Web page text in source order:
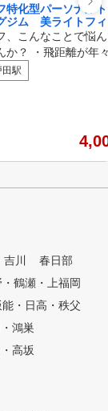
特化型パーソナル
ジム 美ライトフ
、こんなことで悩
か？ ・飛距離が年
た ・スイングが安
が多い ・腰・肩・
ば、体験トレーニ
ングをメインとし
グ以外に、パーソ
ング・加圧トレー
的なストレッチま
います。 ２．継続
ト・加圧にストレ
田駅
川
春日部
鶴瀬・上福岡
能・日高・秩父
鴻巣
高坂